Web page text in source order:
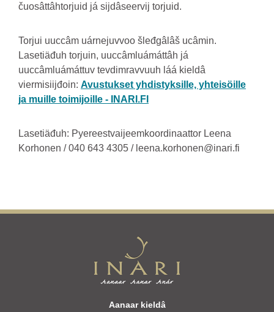
čuosâttâhtorjuid já sijdâseervij torjuid.
Torjui uuccâm uárnejuvvoo šleđgâlâš ucâmin.
Lasetiäđuh torjuin, uuccâmluámáttâh já
uuccâmluámáttuv tevdimravvuuh láá kieldâ
viermisiijđoin: Avustukset yhdistyksille, yhteisöille
ja muille toimijoille - INARI.FI
Lasetiäđuh: Pyereestvaijeemkoordinaattor Leena
Korhonen / 040 643 4305 / leena.korhonen@inari.fi
Aanaar kieldâ